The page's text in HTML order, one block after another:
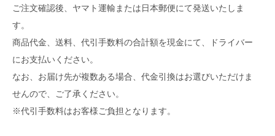
ご注文確認後、ヤマト運輸または日本郵便にて発送いたしま
す。
商品代金、送料、代引手数料の合計額を現金にて、ドライバー
にお支払いください。
なお、お届け先が複数ある場合、代金引換はお選びいただけま
せんので、ご了承ください。
※代引手数料はお客様ご負担となります。